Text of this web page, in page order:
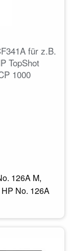
für z.B.
TopShot
1000
126A M,
No. 126A